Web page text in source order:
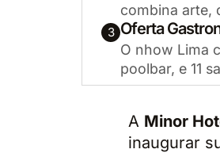
combina arte,
3 Oferta
O nhow Lima
poolbar, e 11
A Minor
inaugurar